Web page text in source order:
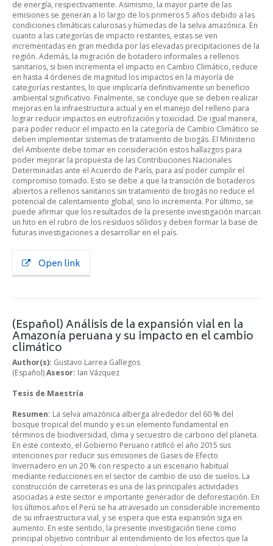
de energía, respectivamente. Asimismo, la mayor parte de las
emisiones se generan a lo largo de los primeros 5 años debido a las
condiciones climáticas calurosas y húmedas de la selva amazónica. En
cuanto a las categorías de impacto restantes, estas se ven
incrementadas en gran medida por las elevadas precipitaciones de la
región. Además, la migración de botadero informales a rellenos
sanitarios, si bien incrementa el impacto en Cambio Climático, reduce
en hasta 4 órdenes de magnitud los impactos en la mayoría de
categorías restantes, lo que implicaría definitivamente un beneficio
ambiental significativo. Finalmente, se concluye que se deben realizar
mejoras en la infraestructura actual y en el manejo del relleno para
lograr reducir impactos en eutrofización y toxicidad. De igual manera,
para poder reducir el impacto en la categoría de Cambio Climático se
deben implementar sistemas de tratamiento de biogás. El Ministerio
del Ambiente debe tomar en consideración estos hallazgos para
poder mejorar la propuesta de las Contribuciones Nacionales
Determinadas ante el Acuerdo de París, para así poder cumplir el
compromiso tomado. Esto se debe a que la transición de botaderos
abiertos a rellenos sanitarios sin tratamiento de biogás no reduce el
potencial de calentamiento global, sino lo incrementa. Por último, se
puede afirmar que los resultados de la presente investigación marcan
un hito en el rubro de los residuos sólidos y deben formar la base de
futuras investigaciones a desarrollar en el país.
Open link
(Español) Análisis de la expansión vial en la
Amazonía peruana y su impacto en el cambio
climático
Author(s): Gustavo Larrea Gallegos
(Español)Asesor: Ian Vázquez
Tesis de Maestría
Resumen: La selva amazónica alberga alrededor del 60 % del
bosque tropical del mundo y es un elemento fundamental en
términos de biodiversidad, clima y secuestro de carbono del planeta.
En este contexto, el Gobierno Peruano ratiﬁcó el año 2015 sus
intenciones por reducir sus emisiones de Gases de Efecto
Invernadero en un 20 % con respecto a un escenario habitual
mediante reducciones en el sector de cambio de uso de suelos. La
construcción de carreteras es una de las principales actividades
asociadas a este sector e importante generador de deforestación. En
los últimos años el Perú se ha atravesado un considerable incremento
de su infraestructura vial, y se espera que esta expansión siga en
aumento. En este sentido, la presente investigación tiene como
principal objetivo contribuir al entendimiento de los efectos que la